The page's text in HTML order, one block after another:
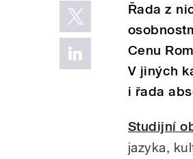
Řada z
Cenu
V jiných
i řada
Studijní
jazyka,